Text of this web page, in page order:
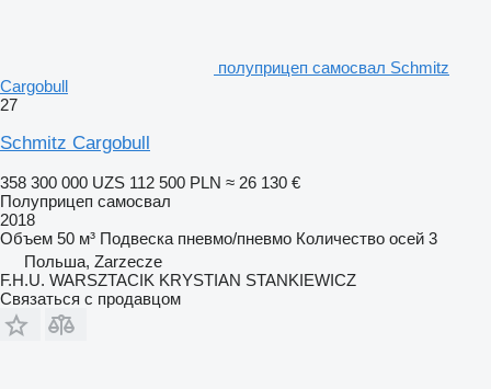
полуприцеп самосвал Schmitz
Cargobull
27
Schmitz Cargobull
358 300 000 UZS 112 500 PLN ≈ 26 130 €
Полуприцеп самосвал
2018
Объем 50 м³ Подвеска пневмо/пневмо Количество осей 3
Польша, Zarzecze
F.H.U. WARSZTACIK KRYSTIAN STANKIEWICZ
Связаться с продавцом